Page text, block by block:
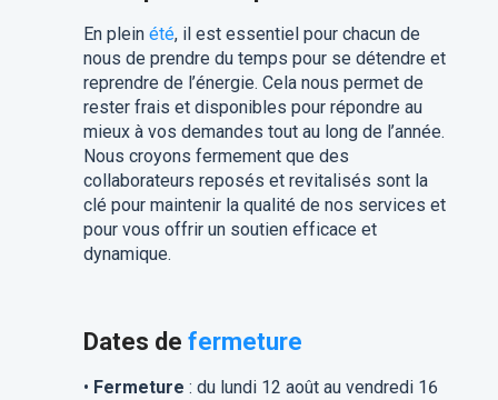
En plein été, il est essentiel pour chacun de
nous de prendre du temps pour se détendre et
reprendre de l’énergie. Cela nous permet de
rester frais et disponibles pour répondre au
mieux à vos demandes tout au long de l’année.
Nous croyons fermement que des
collaborateurs reposés et revitalisés sont la
clé pour maintenir la qualité de nos services et
pour vous offrir un soutien efficace et
dynamique.
Dates de fermeture
• Fermeture : du lundi 12 août au vendredi 16